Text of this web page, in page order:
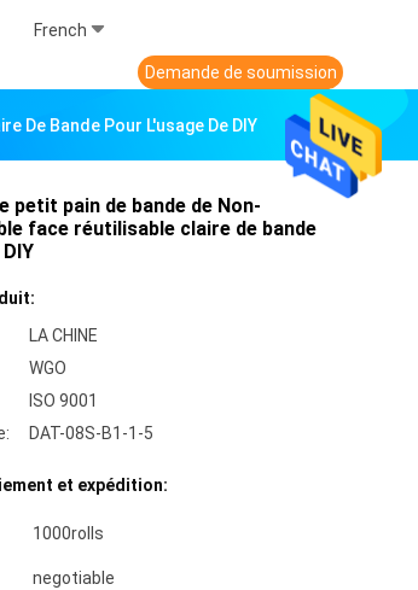
French
Demande de soumission
De Bande Pour L'usage De DIY
petit pain de bande de Non-
face réutilisable claire de bande
LA CHINE
WGO
ISO 9001
DAT-08S-B1-1-5
et expédition:
1000rolls
negotiable